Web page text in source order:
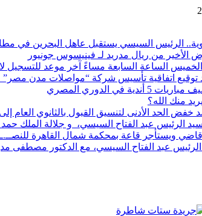
الرئيس السيسي يستقبل عاهل البحرين في
الأخير من ريال مدريد لـ فينيسوس جونيور
الخميس الساعة السابعة مساءً آخر موعد للتسجيل
توقيع اتفاقية تأسيس شركة “مواصلات مدن مصر”
في الدوري المصري
منك الله؟
الحد الأدنى لتنسيق القبول بالثانوي العام إلى 225 درجة
السيد الرئيس عبد الفتاح السيسي، و جلالة الملك
ويستأجر قاعة بمحكمة شمال القاهرة
الرئيس عبد الفتاح السيسي، مع الدكتور مصطفى